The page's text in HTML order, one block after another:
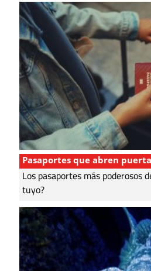
Pasaportes que abren
Los pasaportes más poderosos
tuyo?